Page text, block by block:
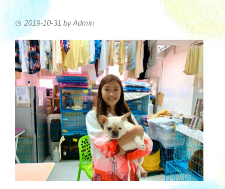
2019-10-31 byAdmin